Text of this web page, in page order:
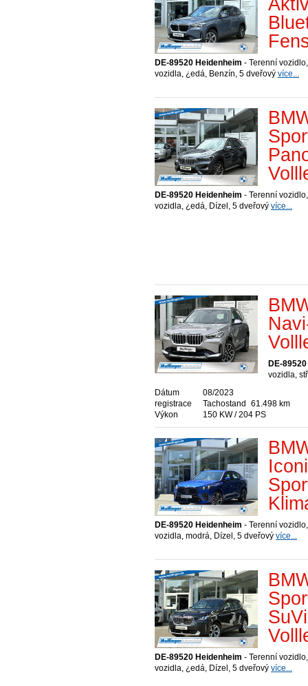
DE-89520 Heidenheim - Terenní
vozidla, ¿edá, Benzín, 5 dveřový více...
DE-89520 Heidenheim - Terenní
vozidla, ¿edá, Dízel, 5 dveřový více...
DE-
vozidla,
Dátum
registrace
08/2023
Tachostand
61.498 km
Výkon
150 KW / 204 PS
DE-89520 Heidenheim - Terenní
vozidla, modrá, Dízel, 5 dveřový více...
DE-89520 Heidenheim - Terenní
vozidla, ¿edá, Dízel, 5 dveřový více...